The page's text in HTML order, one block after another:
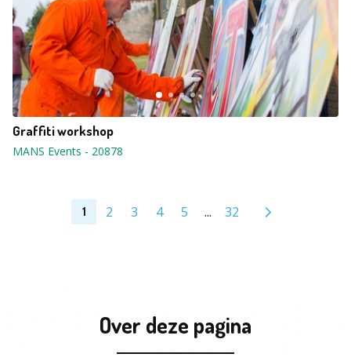
Graffiti workshop
MANS Events - 20878
1 2 3 4 5 ... 32
Over deze pagina